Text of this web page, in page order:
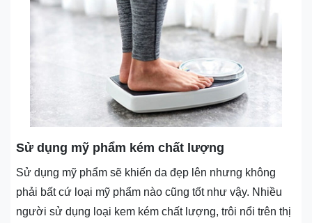
Sử dụng mỹ phẩm kém chất lượng
Sử dụng mỹ phẩm sẽ khiến da đẹp lên nhưng không
phải bất cứ loại mỹ phẩm nào cũng tốt như vậy. Nhiều
người sử dụng loại kem kém chất lượng, trôi nổi trên thị